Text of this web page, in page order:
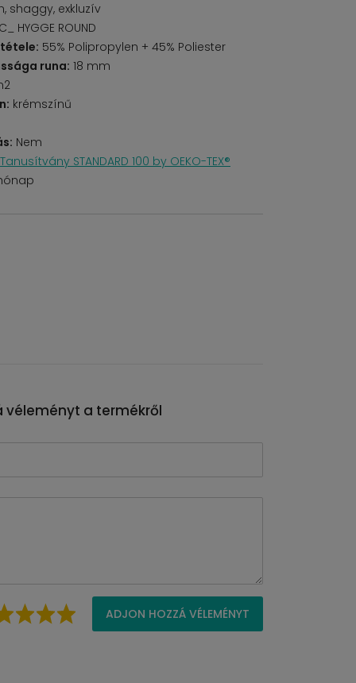
shaggy, exkluzív
HYGGE ROUND
55% Polipropylen + 45% Poliester
runa: 18 mm
krémszínű
Nem
Tanusítvány STANDARD 100 by OEKO-TEX®
véleményt a termékről
ADJON HOZZÁ VÉLEMÉNYT